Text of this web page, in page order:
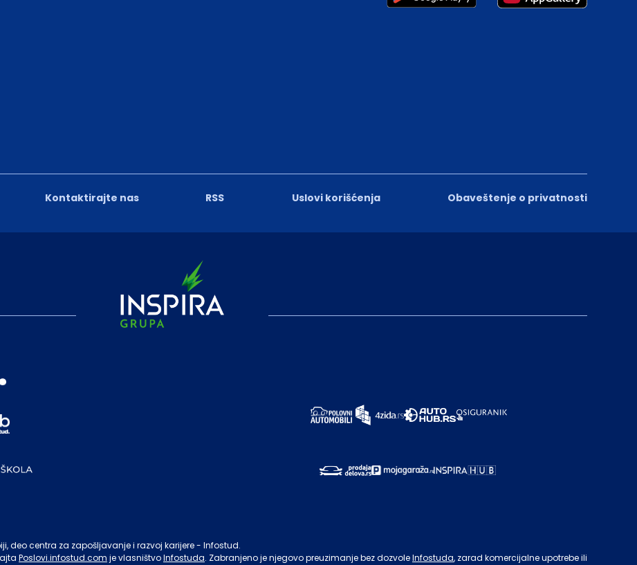
Kontaktirajte nas RSS Uslovi korišćenja Obaveštenje o privatnosti
deo centra za zapošljavanje i razvoj karijere - Infostud.
Poslovi.infostud.com je vlasništvoInfostuda. Zabranjeno je njegovo preuzimanje bez dozvoleInfostuda, zarad komercijalne upotrebe ili